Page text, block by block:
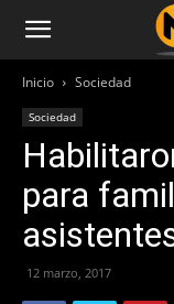
Inicio Sociedad
Sociedad
para
12 marzo, 2017